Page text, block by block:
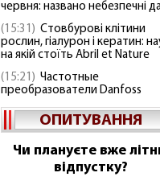
червня: названо небезпечні
(15:31) Стовбурові клітини
рослин, гіалурон і кератин:
на якій стоїть Abril et Nature
(15:21) Частотные
преобразователи Danfoss
ОПИТУВАННЯ
Чи плануєте вже
відпустку?